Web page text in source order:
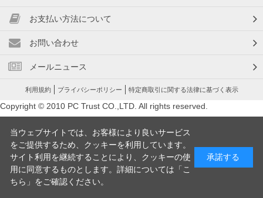
お支払い方法について
お問い合わせ
メールニュース
利用規約 プライバシーポリシー 特定商取引に関する法律に基づく表示
Copyright © 2010 PC Trust CO.,LTD. All rights reserved.
当ウェブサイトでは、お客様により良いサービス
をご提供するため、クッキーを利用しています。
サイト利用を継続することにより、クッキーの使
用に同意するものとします。詳細については「 こ
ちら 」をご確認ください。
承諾する